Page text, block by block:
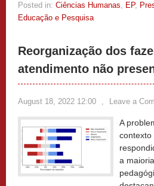
Posted in: Ciências Humanas, EP,
Educação e Pesquisa
Reorganização dos
atendimento não
August 18, 2022 12:00 , Leave a
A
contexto
a